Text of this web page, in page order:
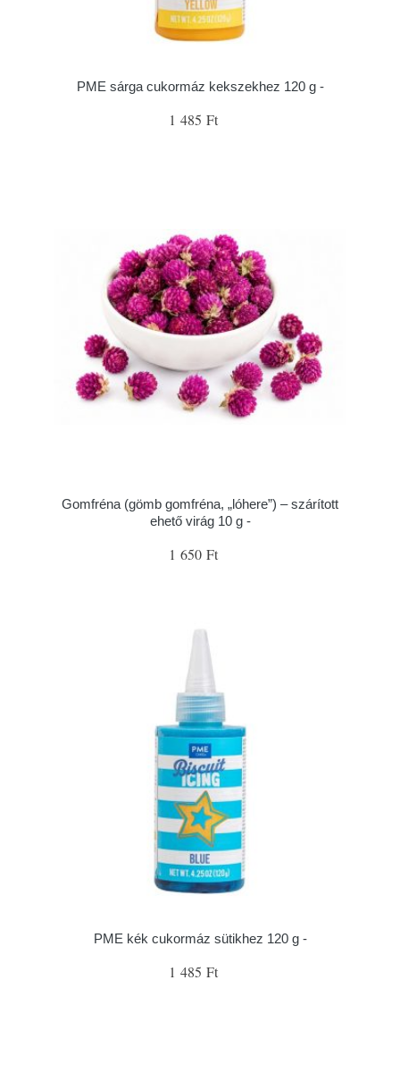
PME sárga cukormáz kekszekhez 120 g -
1 485 Ft
Gomfréna (gömb gomfréna, „lóhere”) – szárított
ehető virág 10 g -
1 650 Ft
PME kék cukormáz sütikhez 120 g -
1 485 Ft